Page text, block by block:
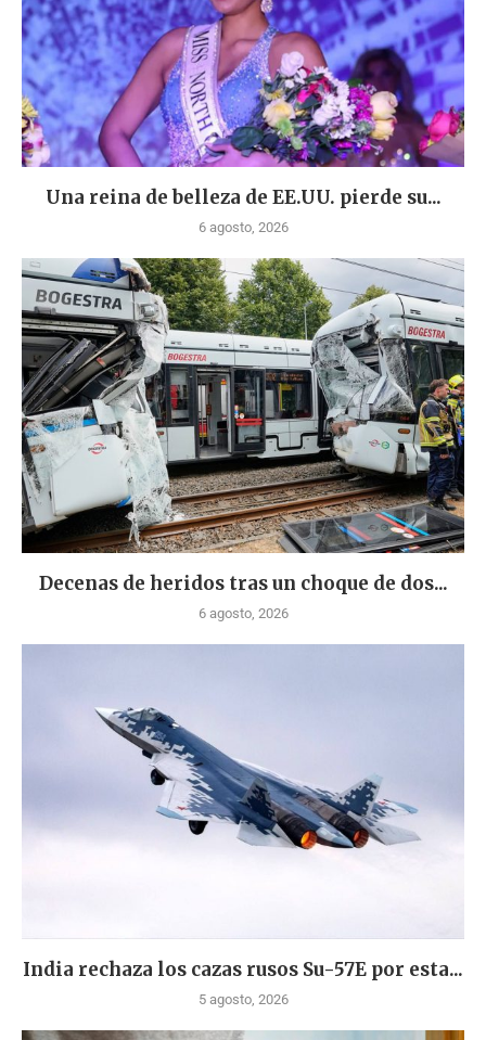
Una reina de belleza de EE.UU. pierde su...
6 agosto, 2026
Decenas de heridos tras un choque de dos...
6 agosto, 2026
India rechaza los cazas rusos Su-57E por esta...
5 agosto, 2026